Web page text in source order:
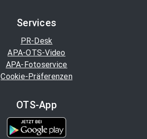
Services
PR-Desk
APA-OTS-Video
APA-Fotoservice
Cookie-Präferenzen
OTS-App